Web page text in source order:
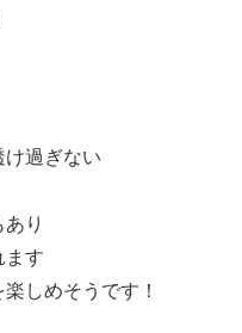
け過ぎない
り
ます
しめそうです！